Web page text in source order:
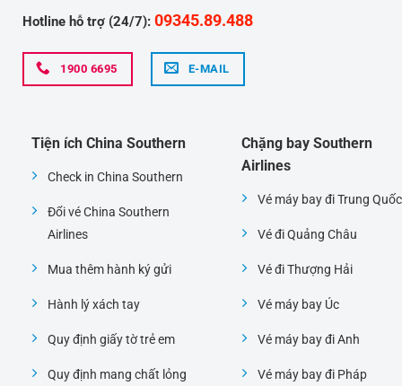
Hotline hỗ trợ (24/7): 09345.89.488
1900 6695 E-MAIL
Tiện ích China Southern
Check in China Southern
Đổi vé China Southern
Airlines
Mua thêm hành ký gửi
Hành lý xách tay
Quy định giấy tờ trẻ em
Quy định mang chất lỏng
Chặng bay Southern
Airlines
Vé máy bay đi Trung Quốc
Vé đi Quảng Châu
Vé đi Thượng Hải
Vé máy bay Úc
Vé máy bay đi Anh
Vé máy bay đi Pháp